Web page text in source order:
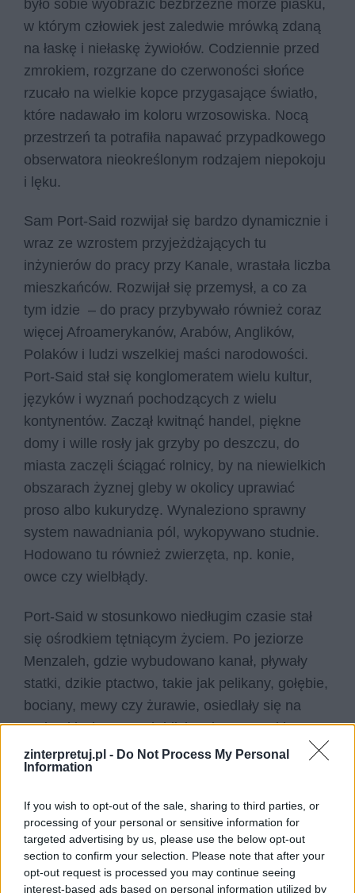
zinterpretuj.pl - Do Not Process My Personal
Information
If you wish to opt-out of the sale, sharing to third parties, or
processing of your personal or sensitive information for
targeted advertising by us, please use the below opt-out
section to confirm your selection. Please note that after your
opt-out request is processed you may continue seeing
interest-based ads based on personal information utilized by
było sobie wyobrazić bezbrzeżne morze piasku,
w którym człowiek jest zaledwie mrówką zdaną
na łaskę i niełaskę żywiołów. Codziennie przed
zmrokiem, rozgrzane do czerwoności słońce
rzucało na wielkie kopce przygasające światło,
które nadawało im koloru wrzosowiska. Nocą
przestrzeń ta potrafiła napawać przypadkowego
obserwatora nieokreślonym rodzajem niepokoju
i lęku.
Sam Port-Said rozwijał się bardzo dynamicznie i
wraz ze wzrostem przyjeżdżających tu
inżynierów do pracy przy Kanale, wrastała liczba
mieszkańców. Rozwijał się przemysł, a co za
tym idzie – do pracy przybywało również coraz
więcej Afroamerykanów, Arabów, Anglików,
Polaków i ludzi wszelkiej maści narodowości.
Port-Said stał się konglomeratem wielu kultur,
języków i wyznań pochodzących z wielu
kontynentów. Zaczął kwitnąć handel, piękne
domy i wille rosły jak grzyby po deszczu, do
miasta zaczęli ściągać rolnicy, by na niewielkich
obszarach żyznej gleby w okolicy uprawiać
proso albo kukurydzę. Wynaleziono sprawny
system nawadniania pól, wykopywano studnie.
Hodowano tu również zwierzęta, np. konie,
owce czy wielbłądy.
Port-Said w stosunkowo niedługim czasie stał
się ośrodkiem tętniącym życiem. Po jeziorze
Menzaleh, gdzie wybudowano kanał, pływały
statki, dzikie ptactwo, takie jak pelikany, gołębie,
bociany, mewy czy żurawie, osiedlały się na
podmokłych terenach blisko niego. W takim
właśnie wielotysięcznym, barwnym i huczącym
od życia mieście urodzili się i dojrzewali główni
Czytaj także:
Idrys – charakterystyka
W pustyni i w puszczy – bohaterowie